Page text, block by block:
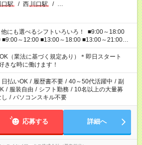
口駅 / 西川口駅 / …
■9:00～12:00 ■13:00～18:00 ■13:00～21:00
など あなたの希望を教えてください！
（業法に基づく規定あり）＊即日スタート
きな時に働けます！
日払いOK / 履歴書不要 / 40～50代活躍中 / 副
/ 服装自由 / シフト勤務 / 10名以上の大量募
/ パソコンスキル不要
応募する 詳細へ